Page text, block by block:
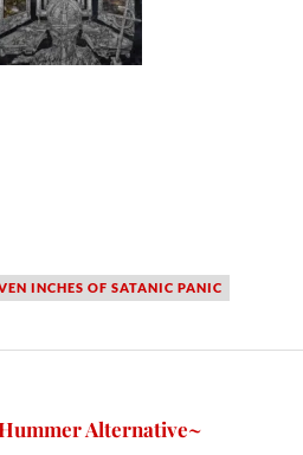
INCHES OF SATANIC PANIC
Alternative~